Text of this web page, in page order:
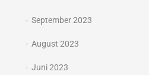
September 2023
August 2023
Juni 2023